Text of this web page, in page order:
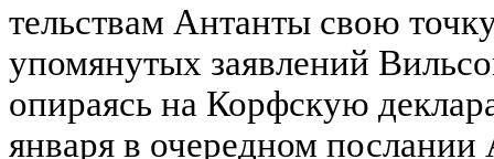
тельствам Антанты свою
упомянутых заявлений
опираясь на Корфскую
января в очередном